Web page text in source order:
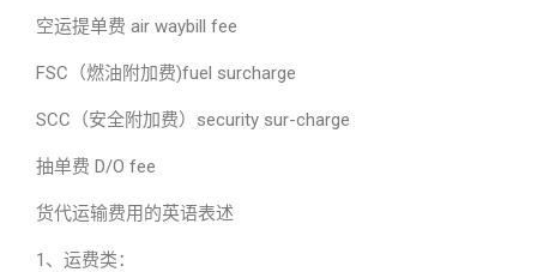
空运提单费 air waybill fee
FSC（燃油附加费)fuel surcharge
SCC（安全附加费）security sur-charge
抽单费 D/O fee
货代运输费用的英语表述
1、运费类：